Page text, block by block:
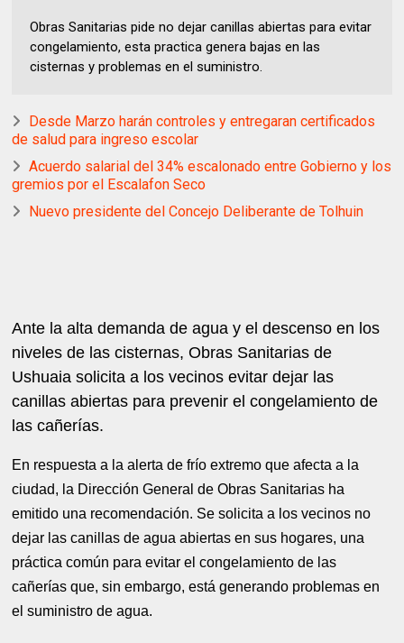
Obras Sanitarias pide no dejar canillas abiertas para evitar
congelamiento, esta practica genera bajas en las
cisternas y problemas en el suministro.
Desde Marzo harán controles y entregaran certificados
de salud para ingreso escolar
Acuerdo salarial del 34% escalonado entre Gobierno y los
gremios por el Escalafon Seco
Nuevo presidente del Concejo Deliberante de Tolhuin
Ante la alta demanda de agua y el descenso en los
niveles de las cisternas, Obras Sanitarias de
Ushuaia solicita a los vecinos evitar dejar las
canillas abiertas para prevenir el congelamiento de
las cañerías.
En respuesta a la alerta de frío extremo que afecta a la
ciudad, la Dirección General de Obras Sanitarias ha
emitido una recomendación. Se solicita a los vecinos no
dejar las canillas de agua abiertas en sus hogares, una
práctica común para evitar el congelamiento de las
cañerías que, sin embargo, está generando problemas en
el suministro de agua.